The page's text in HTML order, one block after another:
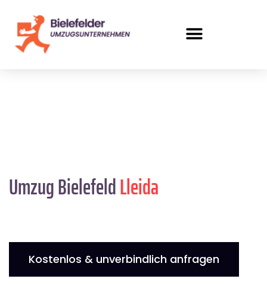
Umzug BielefeldLleida
Kostenlos & unverbindlich anfragen